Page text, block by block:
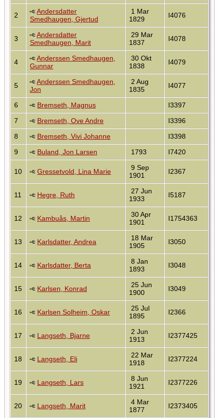
2
Andersdatter
Smedhaugen, Gjertud
1 Mar
1829
I4076
3
Andersdatter
Smedhaugen, Marit
29 Mar
1837
I4078
4
Anderssen Smedhaugen,
Gunnar
30 Okt
1838
I4079
5
Anderssen Smedhaugen,
Jon
2 Aug
1835
I4077
6 Bremseth, Magnus
I3397
7
Bremseth, Ove Andre
I3396
8
Bremseth, Vivi Johanne
I3398
9
Buland, Jon Larsen 1793 I7420
10 Gressetvold, Lina Marie
9 Sep
1901
I2367
11 Hegre, Ruth
27 Jun
1933
I5187
12 Kambuås, Martin
30 Apr
1901
I1754363
13 Karlsdatter, Andrea
18 Mar
1905
I3050
14 Karlsdatter, Berta
8 Jan
1893
I3048
15 Karlsen, Konrad
25 Jun
1900
I3049
16 Karlsen Solheim, Oskar
25 Jul
1895
I2366
17 Langseth, Bjarne
2 Jun
1913
I2377425
18 Langseth, Eli
22 Mar
1918
I2377224
19 Langseth, Lars
8 Jun
1921
I2377226
20 Langseth, Marit
4 Mar
1877
I2373405